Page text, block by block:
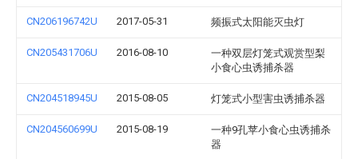
CN206196742U 2017-05-31 频振式太阳能灭虫灯
CN205431706U 2016-08-10
一种双层灯笼式观赏型梨
小食心虫诱捕杀器
CN204518945U 2015-08-05 灯笼式小型害虫诱捕杀器
CN204560699U 2015-08-19
一种9孔苹小食心虫诱捕杀
器